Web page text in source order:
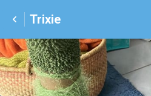
Trixie